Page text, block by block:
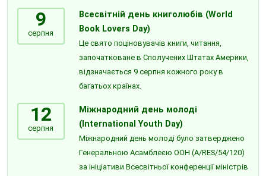
9
серпня
Всесвітній день книголюбів (World
Book Lovers Day)
Це свято поціновувачів книги, читання,
започатковане в Сполучених Штатах Америки,
відзначається 9 серпня кожного року в
багатьох країнах.
12
серпня
Міжнародний день молоді
(International Youth Day)
Міжнародний день молоді було затверджено
Генеральною Асамблеєю ООН (A/RES/54/120)
за ініціативи Всесвітньої конференції міністрів